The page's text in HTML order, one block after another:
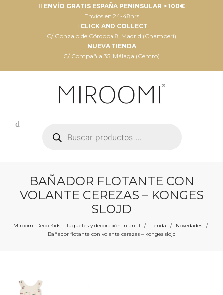
ENVÍO GRATIS ESPAÑA PENINSULAR > 100€
Envíos en 24-48hrs
CLICK AND COLLECT
C/ Gonzalo de Córdoba 8, Madrid (Chamberí)
NUEVA TIENDA
C/ Compañia 35, Málaga (Centro)
productos
BAÑADOR FLOTANTE CON
VOLANTE CEREZAS – KONGES
SLOJD
Miroomi Deco Kids – Juguetes y decoración Infantil / Tienda / Novedades /
Bañador flotante con volante cerezas – konges slojd